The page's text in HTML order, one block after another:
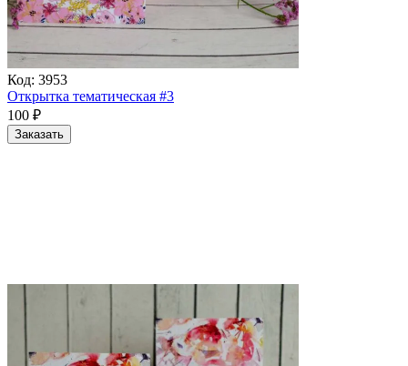
Код: 3953
Открытка тематическая #3
100 ₽
Заказать